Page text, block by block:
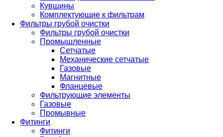
Кувшины
Комплектующие к фильтрам
Фильтры грубой очистки
Фильтры грубой очистки
Промышленные
Сетчатые
Механические сетчатые
Газовые
Магнитные
Фланцевые
Фильтрующие элементы
Газовые
Промывные
Фитинги
Фитинги